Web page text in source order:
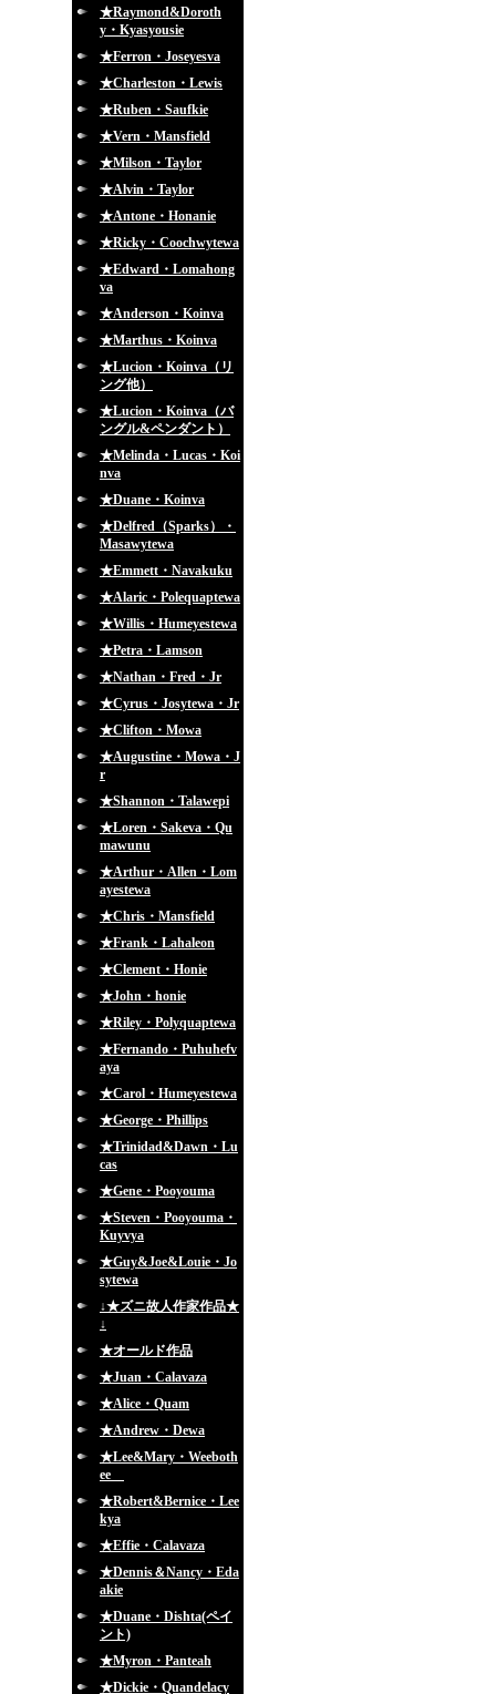
★Raymond&Doroth
y・Kyasyousie
★Ferron・Joseyesva
★Charleston・Lewis
★Ruben・Saufkie
★Vern・Mansfield
★Milson・Taylor
★Alvin・Taylor
★Antone・Honanie
★Ricky・Coochwytewa
★Edward・Lomahong
va
★Anderson・Koinva
★Marthus・Koinva
★Lucion・Koinva（リ
ング他）
★Lucion・Koinva（バ
ングル&ペンダント）
★Melinda・Lucas・Koi
nva
★Duane・Koinva
★Delfred（Sparks）・
Masawytewa
★Emmett・Navakuku
★Alaric・Polequaptewa
★Willis・Humeyestewa
★Petra・Lamson
★Nathan・Fred・Jr
★Cyrus・Josytewa・Jr
★Clifton・Mowa
★Augustine・Mowa・J
r
★Shannon・Talawepi
★Loren・Sakeva・Qu
mawunu
★Arthur・Allen・Lom
ayestewa
★Chris・Mansfield
★Frank・Lahaleon
★Clement・Honie
★John・honie
★Riley・Polyquaptewa
★Fernando・Puhuhefv
aya
★Carol・Humeyestewa
★George・Phillips
★Trinidad&Dawn・Lu
cas
★Gene・Pooyouma
★Steven・Pooyouma・
Kuyvya
★Guy&Joe&Louie・Jo
sytewa
↓★ズニ故人作家作品★
↓
★オールド作品
★Juan・Calavaza
★Alice・Quam
★Andrew・Dewa
★Lee&Mary・Weeboth
ee
★Robert&Bernice・Lee
kya
★Effie・Calavaza
★Dennis＆Nancy・Eda
akie
★Duane・Dishta(ペイ
ント)
★Myron・Panteah
★Dickie・Quandelacy